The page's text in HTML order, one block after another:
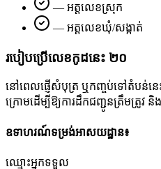
— អត្តលេខស្រុក
— អត្តលេខឃុំ/សង្កាត់
របៀបប្រើលេខកូដនេះ ២០
នៅពេលផ្ញើសំបុត្រ ឬកញ្ចប់ទៅតំបន់
ក្រោមដើម្បីឱ្យការដឹកជញ្ជូនត្រឹមត្រូវ
ឧទាហរណ៍ទម្រង់អាសយដ្ឋាន៖
ឈ្មោះអ្នកទទួល